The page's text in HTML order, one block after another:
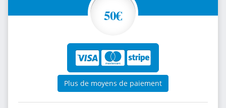
50€
Plus de moyens de paiement